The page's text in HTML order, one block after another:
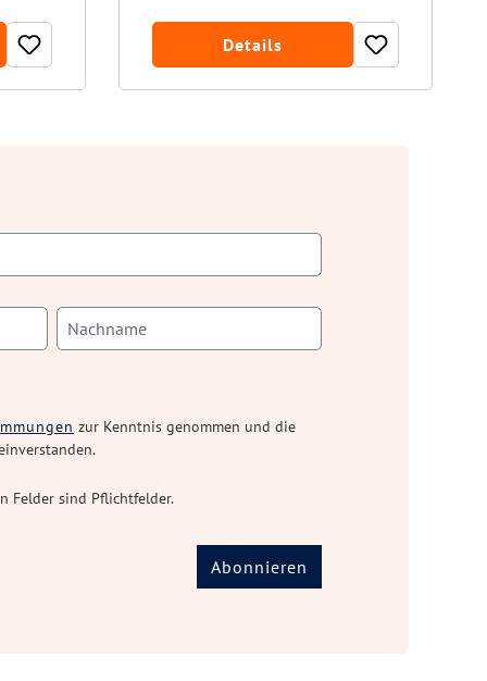
Details
zur Kenntnis genommen und die
Felder sind Pflichtfelder.
Abonnieren